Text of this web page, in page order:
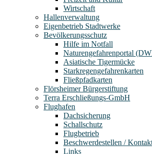
Wirtschaft
Hallenverwaltung
Eigenbetrieb Stadtwerke
Bevölkerungsschutz
Hilfe im Notfall
Naturengefahrenportal
Asiatische Tigermücke
Starkregengefahrenkarten
Fließpfadkarten
Flörsheimer Bürgerstiftung
Terra Erschließungs-GmbH
Flughafen
Dachsicherung
Schallschutz
Flugbetrieb
Beschwerdestellen /
Links